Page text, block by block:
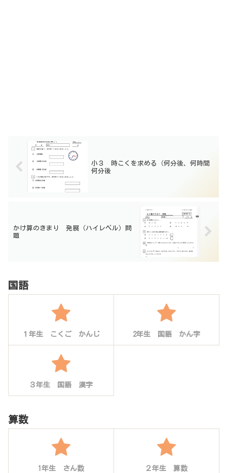
小３ 時こくを求める（何分後、何時間
何分後
かけ算のきまり 発展（ハイレベル）問
題
国語
１年生 こくご かんじ 2年生 国語 かん字
３年生 国語 漢字
算数
1年生 さん数 ２年生 算数